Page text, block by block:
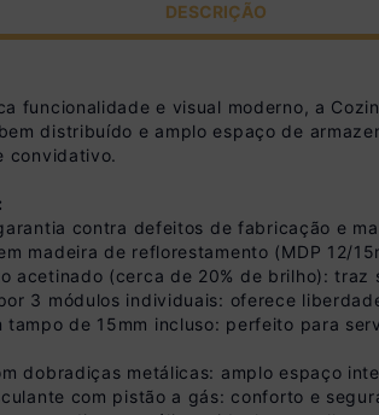
DESCRIÇÃO
funcionalidade e visual moderno, a
distribuído e amplo espaço de
convidativo.
contra defeitos de fabricação e
madeira de reflorestamento (MDP 12/
acetinado (cerca de 20% de brilho):
3 módulos individuais: oferece
tampo de 15mm incluso: perfeito para
dobradiças metálicas: amplo espaço
com pistão a gás: conforto e